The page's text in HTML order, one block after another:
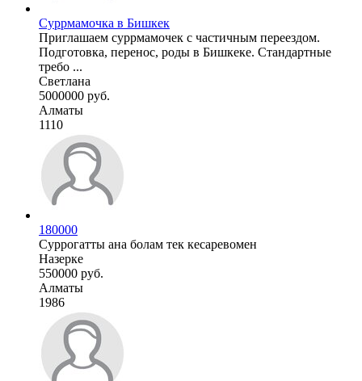
Суррмамочка в Бишкек
Приглашаем суррмамочек с частичным переездом.
Подготовка, перенос, роды в Бишкеке. Стандартные
требо ...
Светлана
5000000 руб.
Алматы
1110
180000
Суррогатты ана болам тек кесаревомен
Назерке
550000 руб.
Алматы
1986